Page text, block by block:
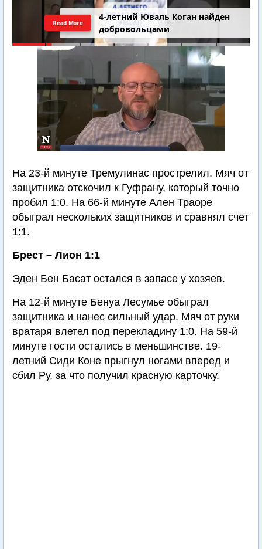
4-летний Юваль Коган найден
добровольцами
Read More
На 23-й минуте Тремулинас прострелил. Мяч от
защитника отскочил к Гуфрану, который точно
пробил 1:0. На 66-й минуте Ален Траоре
обыграл нескольких защитников и сравнял счет
1:1.
Брест – Лион 1:1
Эден Бен Басат остался в запасе у хозяев.
На 12-й минуте Бенуа Лесумье обыграл
защитника и нанес сильный удар. Мяч от руки
вратаря влетел под перекладину 1:0. На 59-й
минуте гости остались в меньшинстве. 19-
летний Сиди Коне прыгнул ногами вперед и
сбил Ру, за что получил красную карточку.